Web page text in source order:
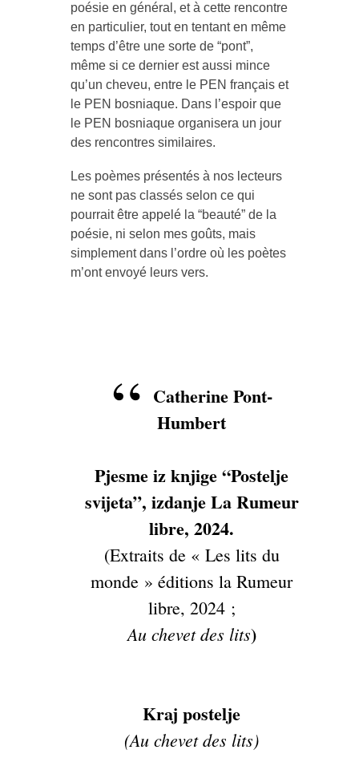
poésie en général, et à cette rencontre
en particulier, tout en tentant en même
temps d’être une sorte de “pont”,
même si ce dernier est aussi mince
qu’un cheveu, entre le PEN français et
le PEN bosniaque. Dans l’espoir que
le PEN bosniaque organisera un jour
des rencontres similaires.
Les poèmes présentés à nos lecteurs
ne sont pas classés selon ce qui
pourrait être appelé la “beauté” de la
poésie, ni selon mes goûts, mais
simplement dans l’ordre où les poètes
m’ont envoyé leurs vers.
Catherine Pont-
Humbert
Pjesme iz knjige “Postelje
svijeta”, izdanje La Rumeur
libre, 2024.
(Extraits de « Les lits du
monde » éditions la Rumeur
libre, 2024 ;
Au chevet des lits)
Kraj postelje
(Au chevet des lits)